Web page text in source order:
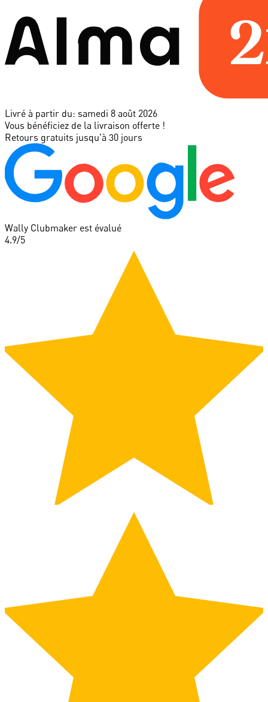
Livré à partir du: samedi 8 août 2026
Vous bénéficiez de la livraison offerte !
Retours gratuits jusqu'à 30 jours
Wally Clubmaker est évalué
4.9/5